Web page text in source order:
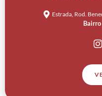
Estrada, Rod.